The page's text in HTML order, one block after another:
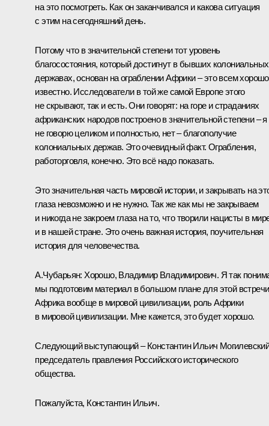
на это посмотреть. Как он заканчивался и какова ситуация
с этим на сегодняшний день.
Потому что в значительной степени тот уровень
благосостояния, который достигнут в бывших колониальных
державах, основан на ограблении Африки – это всем хорошо
известно. Исследователи в той же самой Европе этого
не скрывают, так и есть. Они говорят: на горе и страданиях
африканских народов построено в значительной степени – я
не говорю целиком и полностью, нет – благополучие
колониальных держав. Это очевидный факт. Ограбления,
работорговля, конечно. Это всё надо показать.
Это значительная часть мировой истории, и закрывать на
глаза невозможно и не нужно. Так же как мы не закрываем
и никогда не закроем глаза на то, что творили нацисты в
и в нашей стране. Это очень важная история, поучительная
история для человечества.
А.Чубарьян: Хорошо, Владимир Владимирович. Я так
мы подготовим материал в большом плане для этой
Африка вообще в мировой цивилизации, роль Африки
в мировой цивилизации. Мне кажется, это будет хорошо.
Следующий выступающий – Константин Ильич
председатель правления Российского исторического
общества.
Пожалуйста, Константин Ильич.